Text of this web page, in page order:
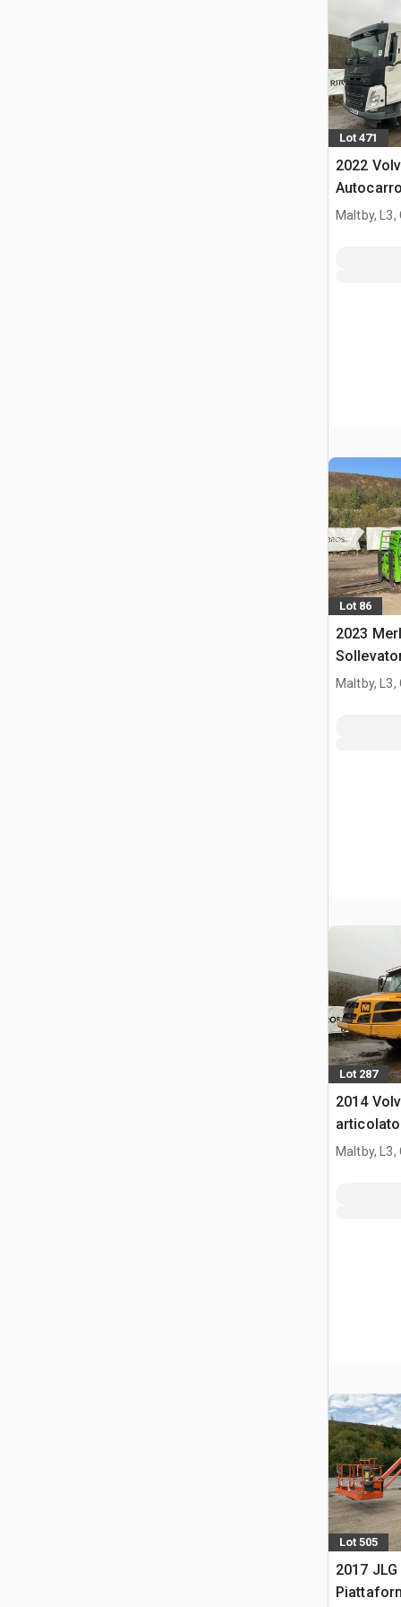
Lot 471
2022
Maltby, L3,
Lot 86
2023
Maltby, L3,
Lot 287
2014
articolato
Maltby, L3,
Lot 505
2017